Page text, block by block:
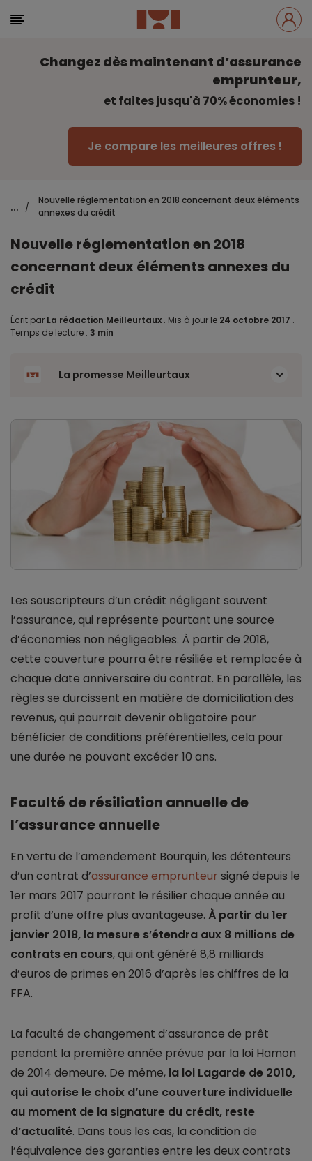
Changez dès maintenant d’assurance
emprunteur,
et faites jusqu'à 70% économies !
Je compare les meilleures offres !
... /
Nouvelle réglementation en 2018 concernant deux éléments
annexes du crédit
Nouvelle réglementation en 2018
concernant deux éléments annexes du
crédit
Écrit par La rédaction Meilleurtaux . Mis à jour le 24 octobre 2017 .
Temps de lecture : 3 min
La promesse Meilleurtaux
Les souscripteurs d’un crédit négligent souvent
l’assurance, qui représente pourtant une source
d’économies non négligeables. À partir de 2018,
cette couverture pourra être résiliée et remplacée à
chaque date anniversaire du contrat. En parallèle, les
règles se durcissent en matière de domiciliation des
revenus, qui pourrait devenir obligatoire pour
bénéficier de conditions préférentielles, cela pour
une durée ne pouvant excéder 10 ans.
Faculté de résiliation annuelle de
l’assurance annuelle
En vertu de l’amendement Bourquin, les détenteurs
d’un contrat d’assurance emprunteur signé depuis le
1er mars 2017 pourront le résilier chaque année au
profit d’une offre plus avantageuse. À partir du 1er
janvier 2018, la mesure s’étendra aux 8 millions de
contrats en cours, qui ont généré 8,8 milliards
d’euros de primes en 2016 d’après les chiffres de la
FFA.
La faculté de changement d’assurance de prêt
pendant la première année prévue par la loi Hamon
de 2014 demeure. De même, la loi Lagarde de 2010,
qui autorise le choix d’une couverture individuelle
au moment de la signature du crédit, reste
d’actualité. Dans tous les cas, la condition de
l’équivalence des garanties entre les deux contrats